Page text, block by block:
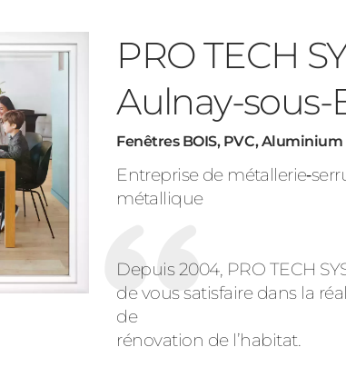
PRO TECH
Aulnay-sous-
Fenêtres BOIS, PVC, Aluminium
Entreprise de
métallique
Depuis 2004, PRO TECH
de vous satisfaire dans la
de
rénovation de l’habitat.